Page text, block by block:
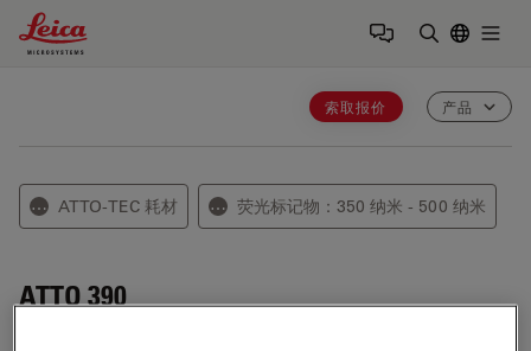
Leica Microsystems Logo
索取报价 产品
⋯ ATTO-TEC 耗材 ⋯ 荧光标记物：350 纳米 - 500 纳米
ATTO 390